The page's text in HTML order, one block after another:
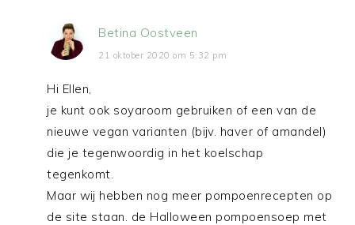
Betina Oostveen
21 oktober 2020 om 5:32 pm
Hi Ellen,
je kunt ook soyaroom gebruiken of een van de
nieuwe vegan varianten (bijv. haver of amandel)
die je tegenwoordig in het koelschap
tegenkomt.
Maar wij hebben nog meer pompoenrecepten op
de site staan. de Halloween pompoensoep met